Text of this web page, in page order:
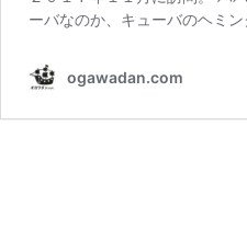
ーバなのか、キューバのヘミ
ogawadan.com